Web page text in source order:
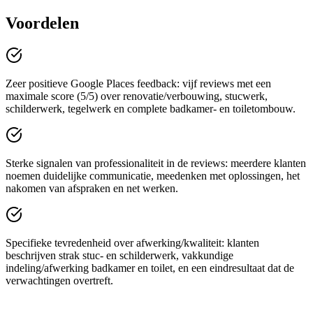
Voordelen
Zeer positieve Google Places feedback: vijf reviews met een
maximale score (5/5) over renovatie/verbouwing, stucwerk,
schilderwerk, tegelwerk en complete badkamer- en toiletombouw.
Sterke signalen van professionaliteit in de reviews: meerdere klanten
noemen duidelijke communicatie, meedenken met oplossingen, het
nakomen van afspraken en net werken.
Specifieke tevredenheid over afwerking/kwaliteit: klanten
beschrijven strak stuc- en schilderwerk, vakkundige
indeling/afwerking badkamer en toilet, en een eindresultaat dat de
verwachtingen overtreft.